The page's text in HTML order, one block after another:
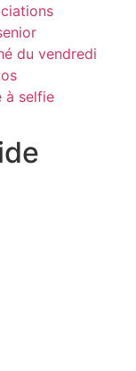
du vendredi
à selfie